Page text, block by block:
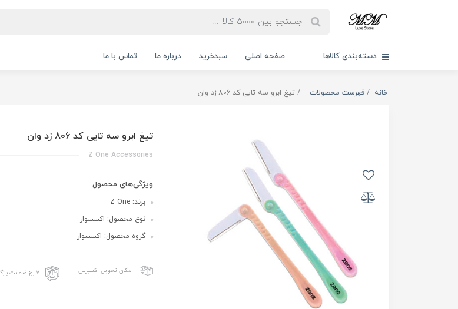
دسته‌بندی کالاها صفحه اصلی سبدخرید درباره ما تماس با ما
خانه فهرست محصولات تيغ ابرو سه تایی کد 806 زد وان
تيغ ابرو سه تایی کد 806 زد وان
Z One Accessories
ویژگی‌های محصول
برند: Z One
نوع محصول: اکسسوار
گروه محصول: اکسسوار
امکان تحویل اکسپرس ۷ روز ضمانت بازگشت